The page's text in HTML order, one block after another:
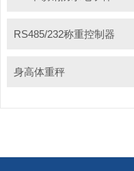
RS485/232称重控制器
身高体重秤